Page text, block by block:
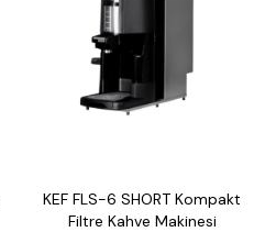
KEF FLS-6 SHORT Kompakt
Filtre Kahve Makinesi